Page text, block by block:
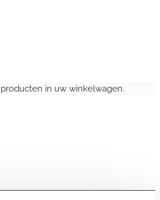
in uw winkelwagen.